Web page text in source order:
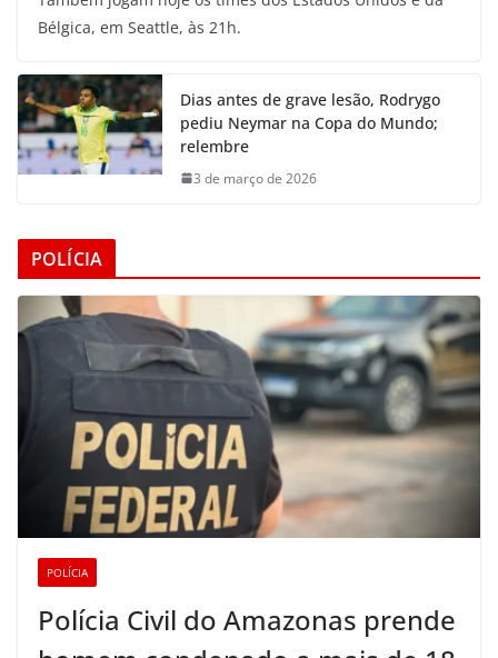
Bélgica, em Seattle, às 21h.
Dias antes de grave lesão, Rodrygo
pediu Neymar na Copa do Mundo;
relembre
3 de março de 2026
POLÍCIA
POLÍCIA
Polícia Civil do Amazonas prende